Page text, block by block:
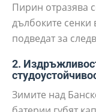
Пирин отразява
дълбоките сенки
подведат за
2.
Зимите над